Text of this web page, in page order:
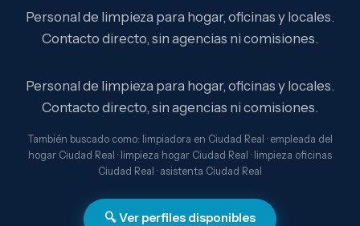
Personal de limpieza para hogar, oficinas y locales.
Contacto directo, sin agencias ni comisiones.
Personal de limpieza para hogar, oficinas y locales.
Contacto directo, sin agencias ni comisiones.
También buscado como: limpiadora en Ciudad Real · empleada del
hogar Ciudad Real · limpieza hogar Ciudad Real · limpieza oficinas
Ciudad Real · asistenta Ciudad Real
🔍 Ver perfiles disponibles